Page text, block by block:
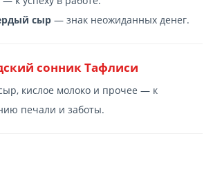
сыр — знак неожиданных денег.
сонник Тафлиси
кислое молоко и прочее — к
печали и заботы.